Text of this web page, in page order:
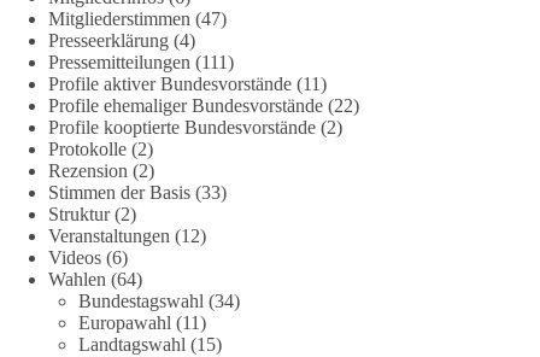
2 Tage(n) zuvor
🕊 Wir wollen den Krieg mit Russland nicht!
Am 20. Juni 2026 fand in Berlin am Brandenburger Tor die
Demonstration mit dem Motto „Russland ist nicht unser
Feind“ statt.
Hier ein Auszug aus der Rede von der
Bundestagsabgeordneten Sevim Dağdelen (BSW).
„Wir müssen Nein sagen zu diesem stinkenden
Revanchismus!“
Mitgliederstimmen (47)
Presseerklärung (4)
Pressemitteilungen (111)
Profile aktiver Bundesvorstände (11)
Profile ehemaliger Bundesvorstände (22)
Profile kooptierte Bundesvorstände (2)
Protokolle (2)
Rezension (2)
Stimmen der Basis (33)
Struktur(2)
Veranstaltungen (12)
Videos (6)
Wahlen (64)
Bundestagswahl (34)
Europawahl (11)
Landtagswahl (15)